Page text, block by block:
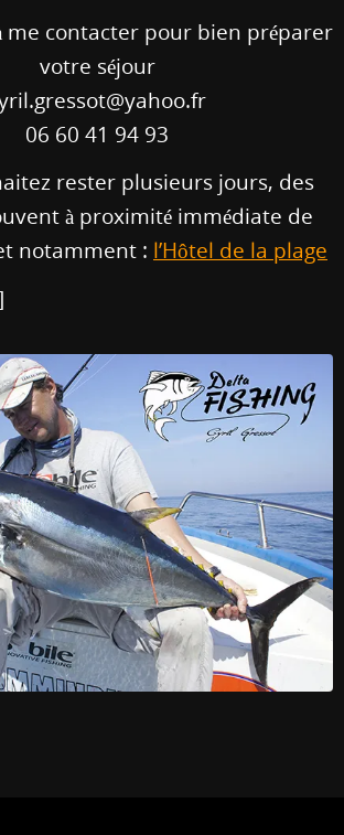
me contacter pour bien préparer
votre séjour
06 60 41 94 93
rester plusieurs jours, des
à proximité immédiate de
notamment : l’Hôtel de la plage